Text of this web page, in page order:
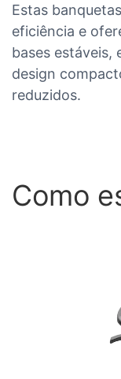
Estas
eficiência e
bases estáveis,
design
reduzidos.
Como